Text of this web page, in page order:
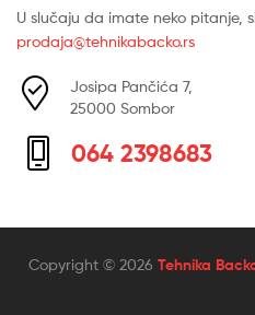
U slučaju da imate neko pitanje,
prodaja@tehnikabacko.rs
Josipa Pančića 7,
25000 Sombor
064 2398683
Copyright © 2026 Tehnika